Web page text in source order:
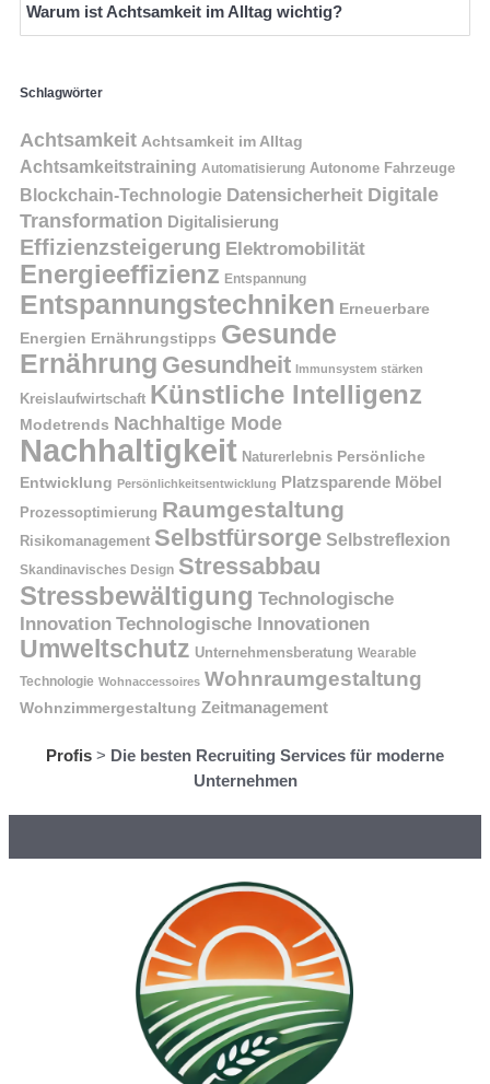
Warum ist Achtsamkeit im Alltag wichtig?
Schlagwörter
Achtsamkeit Achtsamkeit im Alltag
Achtsamkeitstraining Automatisierung Autonome Fahrzeuge
Blockchain-Technologie Datensicherheit Digitale
Transformation Digitalisierung
Effizienzsteigerung Elektromobilität
Energieeffizienz Entspannung
Entspannungstechniken Erneuerbare
Energien Ernährungstipps Gesunde
Ernährung Gesundheit Immunsystem stärken
Kreislaufwirtschaft Künstliche Intelligenz
Modetrends Nachhaltige Mode
Nachhaltigkeit Naturerlebnis Persönliche
Entwicklung Persönlichkeitsentwicklung Platzsparende Möbel
Prozessoptimierung Raumgestaltung
Risikomanagement Selbstfürsorge Selbstreflexion
Skandinavisches Design Stressabbau
Stressbewältigung Technologische
Innovation Technologische Innovationen
Umweltschutz Unternehmensberatung Wearable
Technologie Wohnaccessoires Wohnraumgestaltung
Wohnzimmergestaltung Zeitmanagement
Profis > Die besten Recruiting Services für moderne
Unternehmen